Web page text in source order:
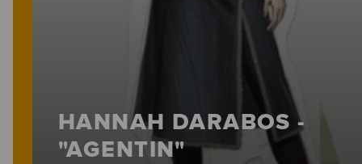
HANNAH DARABOS -
"AGENTIN"